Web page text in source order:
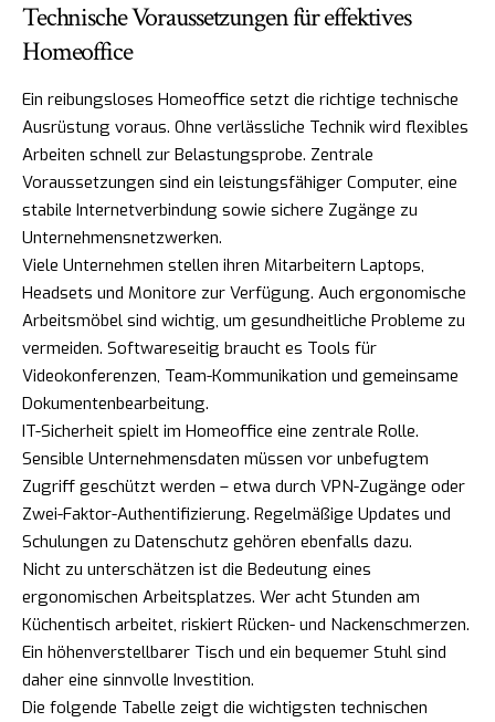
Technische Voraussetzungen für effektives
Homeoffice
Ein reibungsloses Homeoffice setzt die richtige technische
Ausrüstung voraus. Ohne verlässliche Technik wird flexibles
Arbeiten schnell zur Belastungsprobe. Zentrale
Voraussetzungen sind ein leistungsfähiger Computer, eine
stabile Internetverbindung sowie sichere Zugänge zu
Unternehmensnetzwerken.
Viele Unternehmen stellen ihren Mitarbeitern Laptops,
Headsets und Monitore zur Verfügung. Auch ergonomische
Arbeitsmöbel sind wichtig, um gesundheitliche Probleme zu
vermeiden. Softwareseitig braucht es Tools für
Videokonferenzen, Team-Kommunikation und gemeinsame
Dokumentenbearbeitung.
IT-Sicherheit spielt im Homeoffice eine zentrale Rolle.
Sensible Unternehmensdaten müssen vor unbefugtem
Zugriff geschützt werden – etwa durch VPN-Zugänge oder
Zwei-Faktor-Authentifizierung. Regelmäßige Updates und
Schulungen zu Datenschutz gehören ebenfalls dazu.
Nicht zu unterschätzen ist die Bedeutung eines
ergonomischen Arbeitsplatzes. Wer acht Stunden am
Küchentisch arbeitet, riskiert Rücken- und Nackenschmerzen.
Ein höhenverstellbarer Tisch und ein bequemer Stuhl sind
daher eine sinnvolle Investition.
Die folgende Tabelle zeigt die wichtigsten technischen